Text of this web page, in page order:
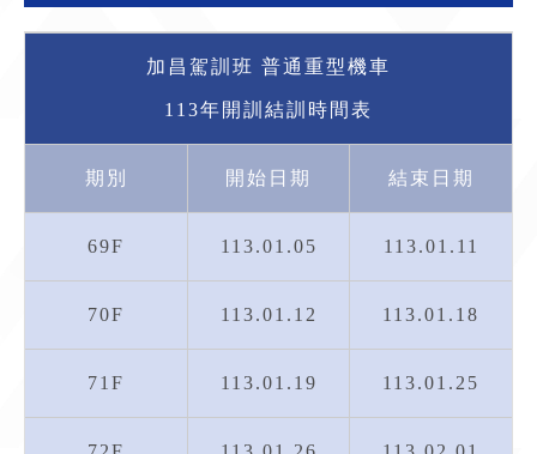
加昌駕訓班 普通重型機車
113年開訓結訓時間表
期別 開始日期 結束日期
69F 113.01.05 113.01.11
70F 113.01.12 113.01.18
71F 113.01.19 113.01.25